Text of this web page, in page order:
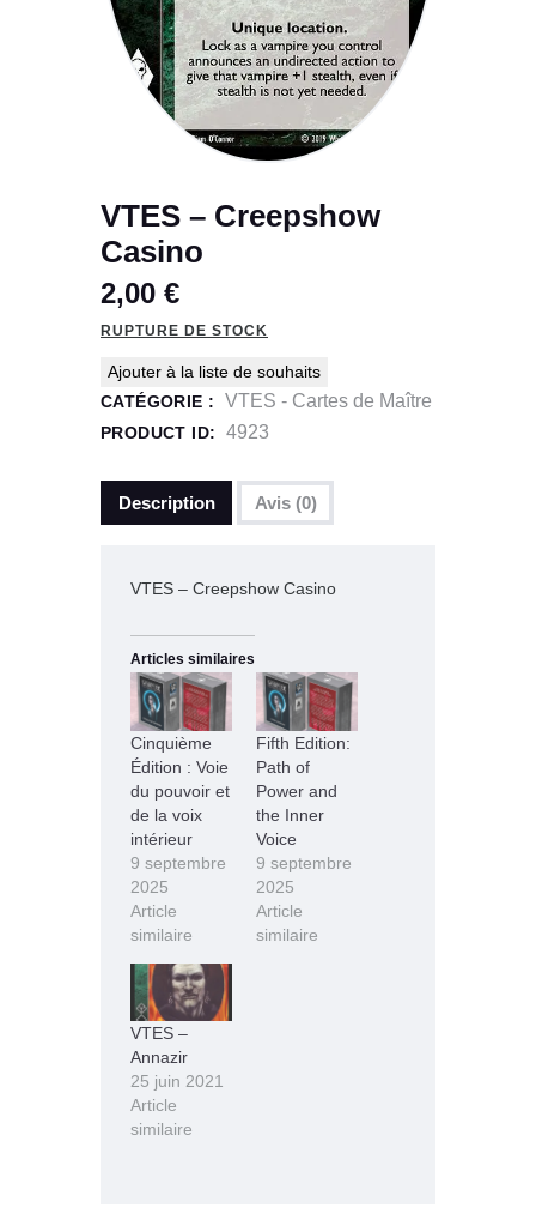
VTES – Creepshow
Casino
2,00 €
RUPTURE DE STOCK
Ajouter à la liste de souhaits
CATÉGORIE :
VTES - Cartes de Maître
PRODUCT ID: 4923
Description Avis (0)
VTES – Creepshow Casino
Articles similaires
Cinquième
Édition : Voie
du pouvoir et
de la voix
intérieur
9 septembre
2025
Article
similaire
Fifth Edition:
Path of
Power and
the Inner
Voice
9 septembre
2025
Article
similaire
VTES –
Annazir
25 juin 2021
Article
similaire